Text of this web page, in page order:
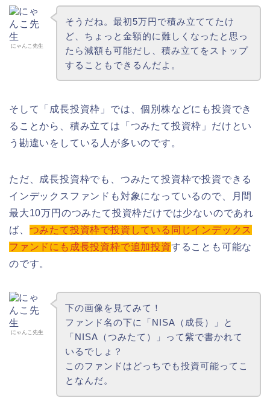
にゃんこ先生
そうだね。最初5万円で積み立ててたけ
ど、ちょっと金額的に難しくなったと思っ
たら減額も可能だし、積み立てをストップ
することもできるんだよ。
そして「成長投資枠」では、個別株などにも投資でき
ることから、積み立ては「つみたて投資枠」だけとい
う勘違いをしている人が多いのです。
ただ、成長投資枠でも、つみたて投資枠で投資できる
インデックスファンドも対象になっているので、月間
最大10万円のつみたて投資枠だけでは少ないのであれ
ば、 つみたて投資枠で投資している同じインデックス
ファンドにも成長投資枠で追加投資することも可能な
のです。
にゃんこ先生
下の画像を見てみて！
ファンド名の下に「NISA（成長）」と
「NISA（つみたて）」って紫で書かれて
いるでしょ？
このファンドはどっちでも投資可能ってこ
となんだ。